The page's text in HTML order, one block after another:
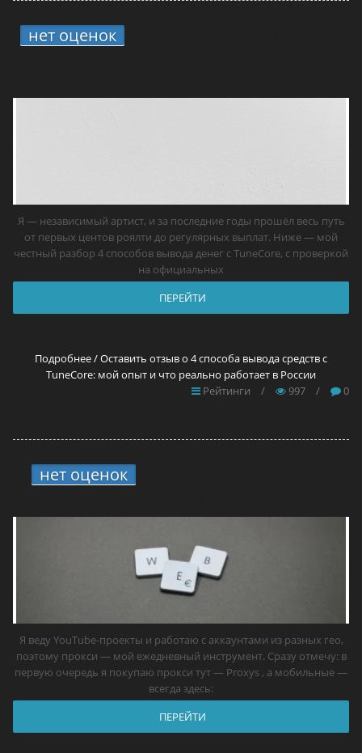
нет оценок
Я — независимый артист, и за последние годы прошёл весь путь
от первых центов роялти до регулярных выплат. Ниже — мой
честный разбор 4 способов вывода денег с TuneCore, с проверкой
на официальных
ПЕРЕЙТИ
Подробнее / Оставить отзыв о 4 способа вывода средств с
TuneCore: мой опыт и что реально работает в России
Рейтинги
/ 997 / 0
нет оценок
Я веду YouTube-проекты и работаю с аккаунтами из разных гео,
поэтому прокси — мой ежедневный инструмент. Сразу отмечу: в
первую очередь я покупаю прокси тут — Proxys , а мобильные —
всегда здесь:
ПЕРЕЙТИ